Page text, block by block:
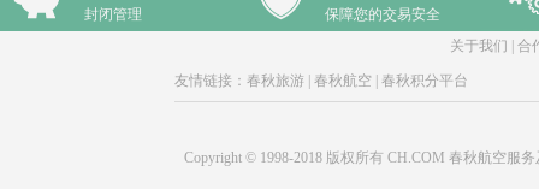
封闭管理
保障您的交易安全
关于我们
合
友情链接： 春秋旅游 春秋航空 春秋积分平台
Copyright © 1998-2018 版权所有 CH.COM 春秋航空服